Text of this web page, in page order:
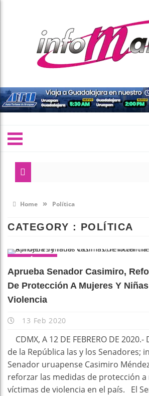
Home » Política
CATEGORY : POLÍTICA
Aprueba Senador Casimiro,
De Protección A Mujeres Y
Violencia
13 Feb 2020
CDMX, A 12 DE FEBRERO DE
de la República las y los Senadores;
Senador uruapense Casimiro
reforzar las medidas de protección a
víctimas de violencia en el país. El